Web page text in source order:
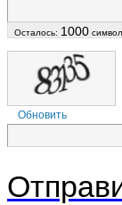
Осталось: 1000
Обновить